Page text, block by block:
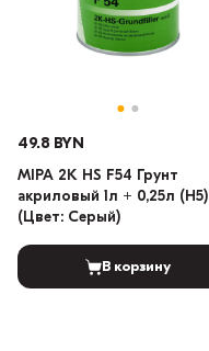
49.8 BYN
MIPA 2K HS F54 Грунт
акриловый 1л + 0,25л (H5)
(Цвет: Серый)
В корзину